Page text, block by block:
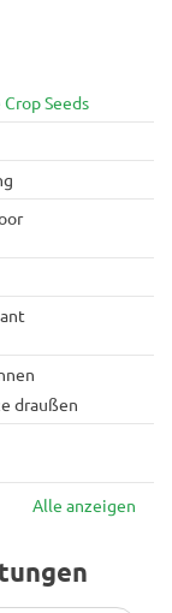
Seeds
draußen
Alle anzeigen